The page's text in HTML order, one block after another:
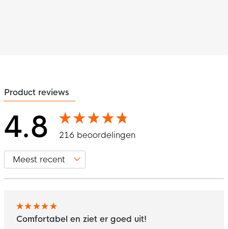
Product reviews
4.8 216 beoordelingen
Comfortabel en ziet er goed uit!